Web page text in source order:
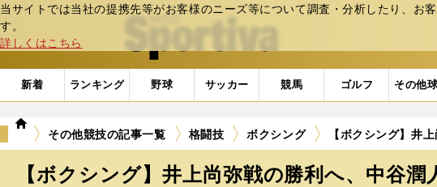
当サイトでは当社の提携先等がお客様のニーズ等について調査・分析したり、お
す。
詳しくはこちら
web Sportiva (webスポルティーバ)
新着 ランキング 野球 サッカー 競馬 ゴルフ その他
we
その他競技の記事一覧 格闘技 ボクシング 【ボクシング】井
【ボクシング】井上尚弥戦の勝利へ、中谷潤